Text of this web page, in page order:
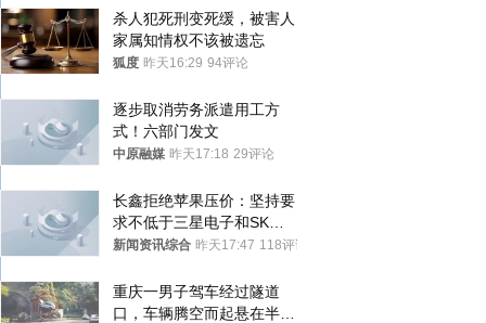
杀人犯死刑变死缓，被害人
家属知情权不该被遗忘
狐度 昨天16:29 94评论
逐步取消劳务派遣用工方
式！六部门发文
中原融媒 昨天17:18 29评论
长鑫拒绝苹果压价：坚持要
求不低于三星电子和SK海
力士
新闻资讯综合 昨天17:47 118评论
重庆一男子驾车经过隧道
口，车辆腾空而起悬在半